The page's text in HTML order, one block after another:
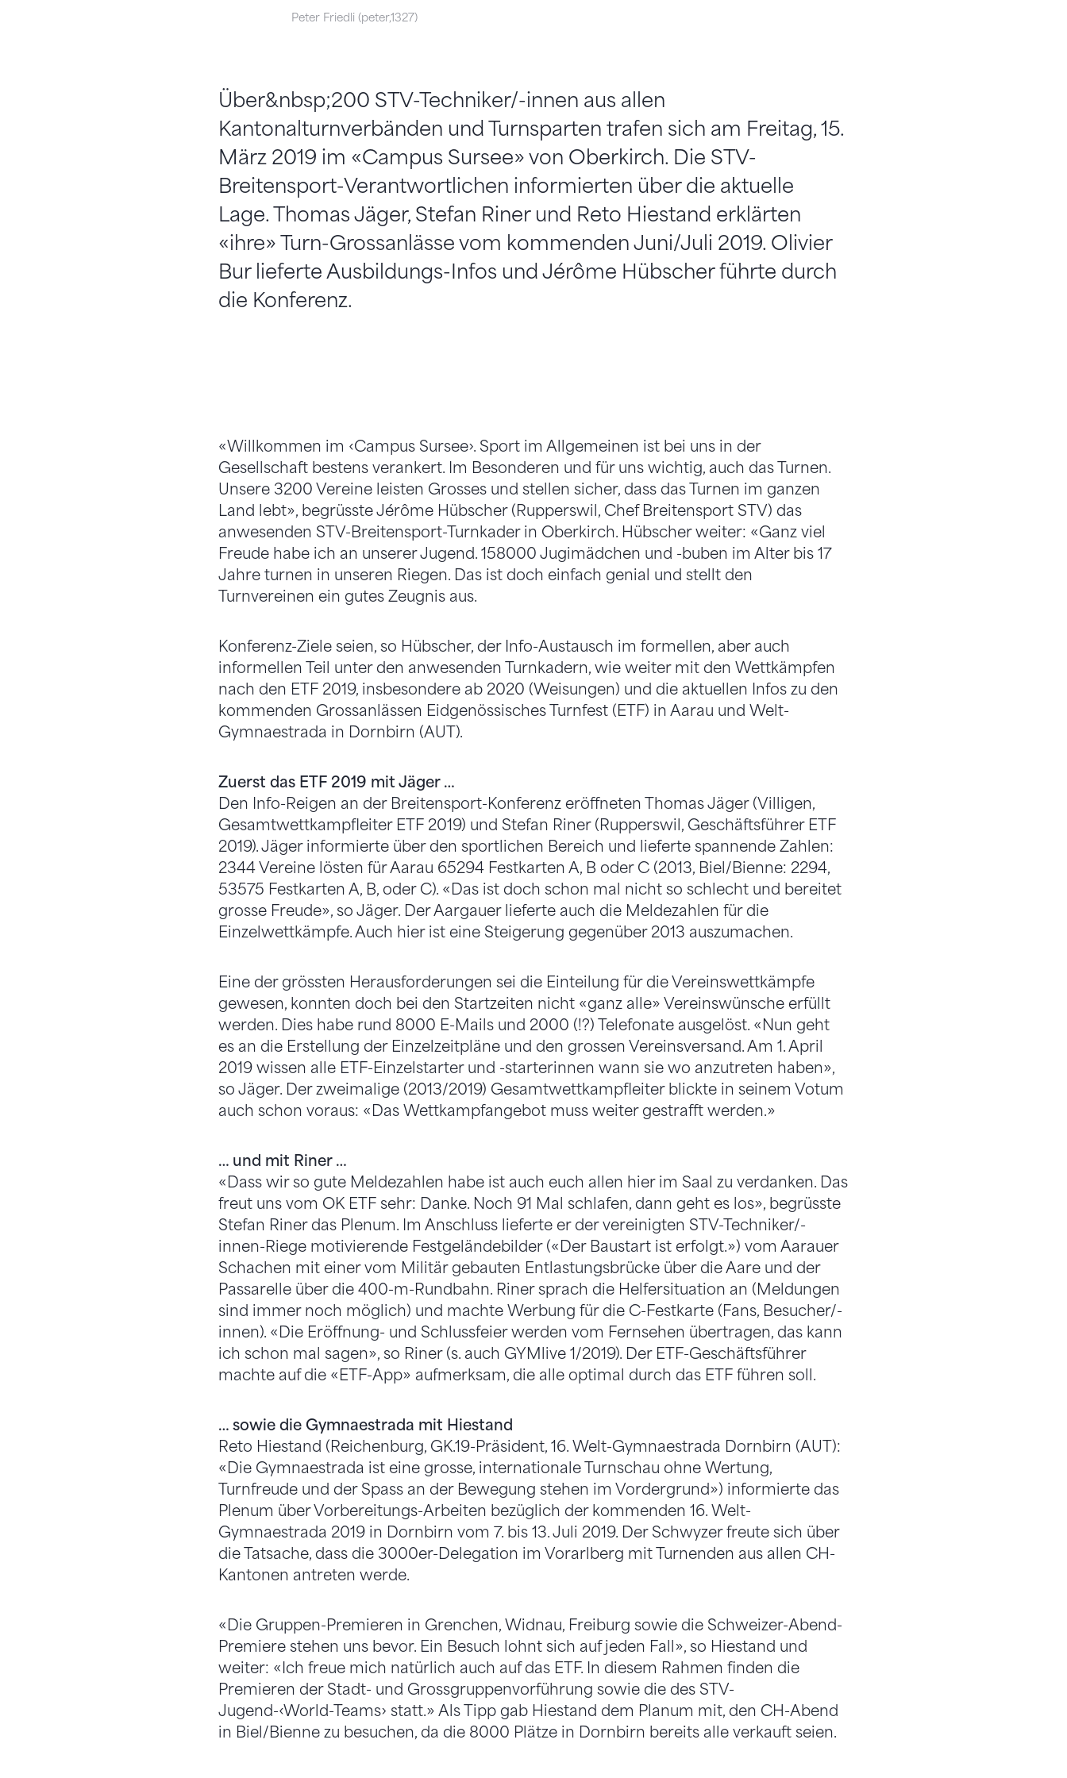
Peter Friedli (peter,1327)
Über&nbsp;200 STV-Techniker/-innen aus allen
Kantonalturnverbänden und Turnsparten trafen sich am Freitag, 15.
März 2019 im «Campus Sursee» von Oberkirch. Die STV-
Breitensport-Verantwortlichen informierten über die aktuelle
Lage. Thomas Jäger, Stefan Riner und Reto Hiestand erklärten
«ihre» Turn-Grossanlässe vom kommenden Juni/Juli 2019. Olivier
Bur lieferte Ausbildungs-Infos und Jérôme Hübscher führte durch
die Konferenz.
«Willkommen im ‹Campus Sursee›. Sport im Allgemeinen ist bei uns in der
Gesellschaft bestens verankert. Im Besonderen und für uns wichtig, auch das Turnen.
Unsere 3200 Vereine leisten Grosses und stellen sicher, dass das Turnen im ganzen
Land lebt», begrüsste Jérôme Hübscher (Rupperswil, Chef Breitensport STV) das
anwesenden STV-Breitensport-Turnkader in Oberkirch. Hübscher weiter: «Ganz viel
Freude habe ich an unserer Jugend. 158000 Jugimädchen und -buben im Alter bis 17
Jahre turnen in unseren Riegen. Das ist doch einfach genial und stellt den
Turnvereinen ein gutes Zeugnis aus.
Konferenz-Ziele seien, so Hübscher, der Info-Austausch im formellen, aber auch
informellen Teil unter den anwesenden Turnkadern, wie weiter mit den Wettkämpfen
nach den ETF 2019, insbesondere ab 2020 (Weisungen) und die aktuellen Infos zu den
kommenden Grossanlässen Eidgenössisches Turnfest (ETF) in Aarau und Welt-
Gymnaestrada in Dornbirn (AUT).
Zuerst das ETF 2019 mit Jäger …
Den Info-Reigen an der Breitensport-Konferenz eröffneten Thomas Jäger (Villigen,
Gesamtwettkampfleiter ETF 2019) und Stefan Riner (Rupperswil, Geschäftsführer ETF
2019). Jäger informierte über den sportlichen Bereich und lieferte spannende Zahlen:
2344 Vereine lösten für Aarau 65294 Festkarten A, B oder C (2013, Biel/Bienne: 2294,
53575 Festkarten A, B, oder C). «Das ist doch schon mal nicht so schlecht und bereitet
grosse Freude», so Jäger. Der Aargauer lieferte auch die Meldezahlen für die
Einzelwettkämpfe. Auch hier ist eine Steigerung gegenüber 2013 auszumachen.
Eine der grössten Herausforderungen sei die Einteilung für die Vereinswettkämpfe
gewesen, konnten doch bei den Startzeiten nicht «ganz alle» Vereinswünsche erfüllt
werden. Dies habe rund 8000 E-Mails und 2000 (!?) Telefonate ausgelöst. «Nun geht
es an die Erstellung der Einzelzeitpläne und den grossen Vereinsversand. Am 1. April
2019 wissen alle ETF-Einzelstarter und -starterinnen wann sie wo anzutreten haben»,
so Jäger. Der zweimalige (2013/2019) Gesamtwettkampfleiter blickte in seinem Votum
auch schon voraus: «Das Wettkampfangebot muss weiter gestrafft werden.»
… und mit Riner …
«Dass wir so gute Meldezahlen habe ist auch euch allen hier im Saal zu verdanken. Das
freut uns vom OK ETF sehr: Danke. Noch 91 Mal schlafen, dann geht es los», begrüsste
Stefan Riner das Plenum. Im Anschluss lieferte er der vereinigten STV-Techniker/-
innen-Riege motivierende Festgeländebilder («Der Baustart ist erfolgt.») vom Aarauer
Schachen mit einer vom Militär gebauten Entlastungsbrücke über die Aare und der
Passarelle über die 400-m-Rundbahn. Riner sprach die Helfersituation an (Meldungen
sind immer noch möglich) und machte Werbung für die C-Festkarte (Fans, Besucher/-
innen). «Die Eröffnung- und Schlussfeier werden vom Fernsehen übertragen, das kann
ich schon mal sagen», so Riner (s. auch GYMlive 1/2019). Der ETF-Geschäftsführer
machte auf die «ETF-App» aufmerksam, die alle optimal durch das ETF führen soll.
… sowie die Gymnaestrada mit Hiestand
Reto Hiestand (Reichenburg, GK.19-Präsident, 16. Welt-Gymnaestrada Dornbirn (AUT):
«Die Gymnaestrada ist eine grosse, internationale Turnschau ohne Wertung,
Turnfreude und der Spass an der Bewegung stehen im Vordergrund») informierte das
Plenum über Vorbereitungs-Arbeiten bezüglich der kommenden 16. Welt-
Gymnaestrada 2019 in Dornbirn vom 7. bis 13. Juli 2019. Der Schwyzer freute sich über
die Tatsache, dass die 3000er-Delegation im Vorarlberg mit Turnenden aus allen CH-
Kantonen antreten werde.
«Die Gruppen-Premieren in Grenchen, Widnau, Freiburg sowie die Schweizer-Abend-
Premiere stehen uns bevor. Ein Besuch lohnt sich auf jeden Fall», so Hiestand und
weiter: «Ich freue mich natürlich auch auf das ETF. In diesem Rahmen finden die
Premieren der Stadt- und Grossgruppenvorführung sowie die des STV-
Jugend-‹World-Teams› statt.» Als Tipp gab Hiestand dem Planum mit, den CH-Abend
in Biel/Bienne zu besuchen, da die 8000 Plätze in Dornbirn bereits alle verkauft seien.